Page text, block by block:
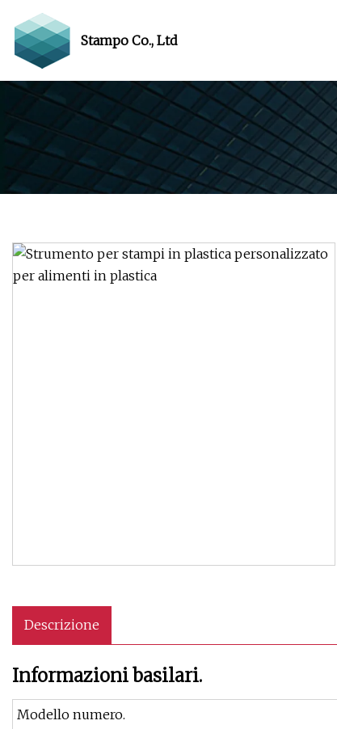
Stampo Co., Ltd
Descrizione
Informazioni basilari.
Modello numero.